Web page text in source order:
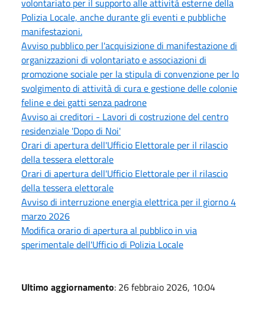
Polizia Locale, anche durante gli eventi e pubbliche
manifestazioni.
Avviso pubblico per l'acquisizione di manifestazione di
organizzazioni di volontariato e associazioni di
promozione sociale per la stipula di convenzione per lo
svolgimento di attività di cura e gestione delle colonie
feline e dei gatti senza padrone
Avviso ai creditori - Lavori di costruzione del centro
residenziale 'Dopo di Noi'
Orari di apertura dell'Ufficio Elettorale per il rilascio
della tessera elettorale
Orari di apertura dell'Ufficio Elettorale per il rilascio
della tessera elettorale
Avviso di interruzione energia elettrica per il giorno 4
marzo 2026
Modifica orario di apertura al pubblico in via
sperimentale dell'Ufficio di Polizia Locale
Ultimo aggiornamento: 26 febbraio 2026, 10:04